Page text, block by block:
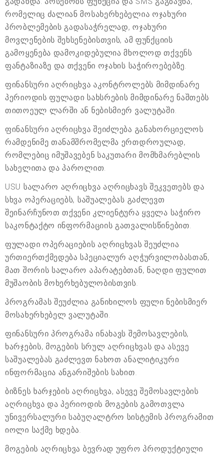
რომელიც ძალიან მოსახერხებელია ოჯახური
პრობლემების გადასაჭრელად, ოჯახური
მოვლენების შეხსენებისთვის, ამ ფუნქციის
გამოყენება დამოკიდებულია მხოლოდ თქვენს
ფანტაზიაზე და თქვენი ოჯახის საჭიროებებზე.
ფინანსური აღრიცხვა აკონტროლებს მიმდინარე
პერიოდის ფულადი სახსრების მიმდინარე ნაშთებს
თითოეულ ლარში ან ნებისმიერ ვალუტაში.
ფინანსური აღრიცხვა შეიძლება განახორციელოს
რამდენიმე თანამშრომელმა ერთდროულად,
რომლებიც იმუშავებენ საკუთარი მომხმარებლის
სახელითა და პაროლით.
USU სალარო აღრიცხვა აღრიცხავს შეკვეთებს და
სხვა ოპერაციებს, საშუალებას გაძლევთ
შეინარჩუნოთ თქვენი კლიენტურა ყველა საჭირო
საკონტაქტო ინფორმაციის გათვალისწინებით.
ფულადი ოპერაციების აღრიცხვას შეუძლია
ურთიერთქმედება სპეციალურ აღჭურვილობასთან,
მათ შორის სალარო აპარატებთან, ნაღდი ფულით
მუშაობის მოხერხებულობისთვის.
პროგრამას შეუძლია განიხილოს ფული ნებისმიერ
მოსახერხებელ ვალუტაში.
ფინანსური პროგრამა ინახავს შემოსავლების,
ხარჯების, მოგების სრულ აღრიცხვას და ასევე
საშუალებას გაძლევთ ნახოთ ანალიტიკური
ინფორმაცია ანგარიშების სახით.
ბიზნეს ხარჯების აღრიცხვა, ასევე შემოსავლების
აღრიცხვა და პერიოდის მოგების გამოთვლა
უნივერსალური საბუღალტრო სისტემის პროგრამით
იოლი საქმე ხდება.
მოგების აღრიცხვა ბევრად უფრო პროდუქტიული